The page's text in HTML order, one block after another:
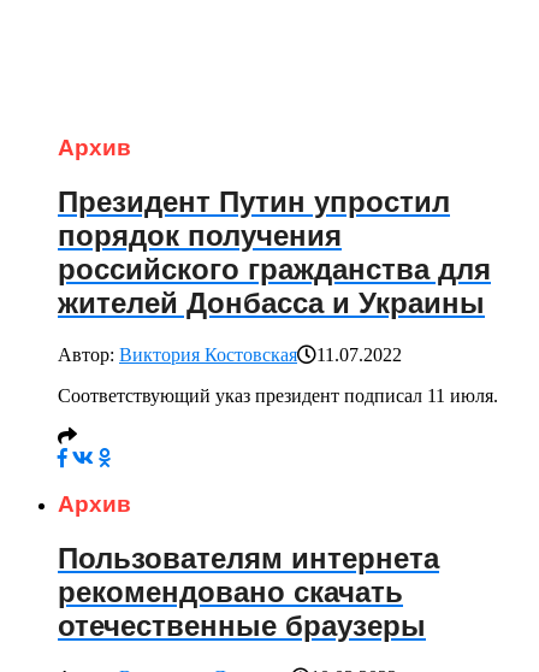
Архив
Президент Путин упростил
порядок получения
российского гражданства для
жителей Донбасса и Украины
Автор: Виктория Костовская
11.07.2022
Соответствующий указ президент подписал 11 июля.
Архив
Пользователям интернета
рекомендовано скачать
отечественные браузеры